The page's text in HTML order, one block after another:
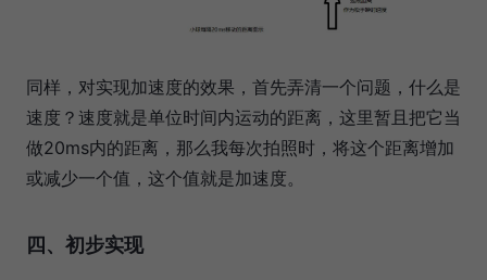
同样，对实现加速度的效果，首先弄清一个问题，什么是
速度？速度就是单位时间内运动的距离，这里暂且把它当
做20ms内的距离，那么我每次拍照时，将这个距离增加
或减少一个值，这个值就是加速度。
四、初步实现